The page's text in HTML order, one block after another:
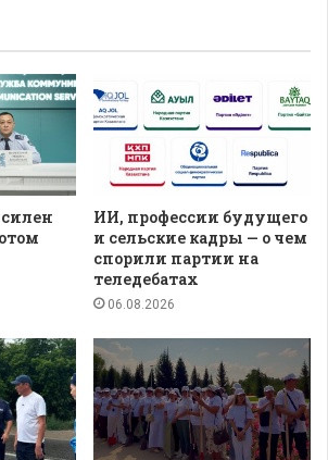
ИИ, профессии будущего
и сельские кадры — о чем
спорили партии на
теледебатах
06.08.2026